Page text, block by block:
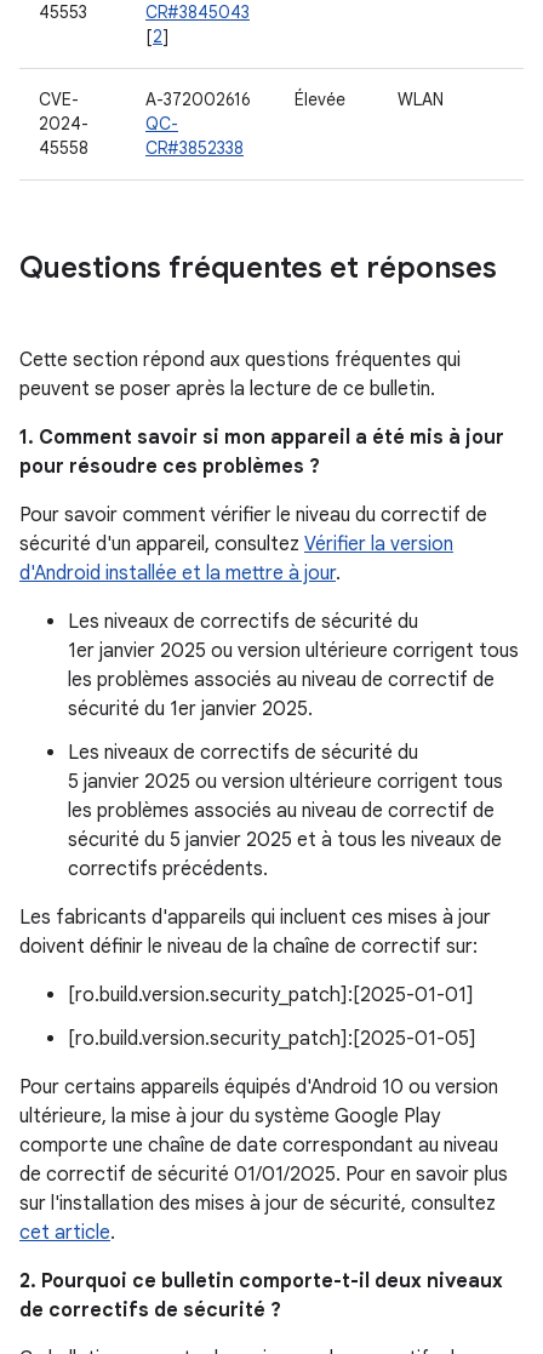
45553
CR#3845043
[2]
CVE-
2024-
45558
A-372002616
QC-
CR#3852338
Élevée WLAN
Questions fréquentes et réponses
Cette section répond aux questions fréquentes qui
peuvent se poser après la lecture de ce bulletin.
1. Comment savoir si mon appareil a été mis à jour
pour résoudre ces problèmes ?
Pour savoir comment vérifier le niveau du correctif de
sécurité d'un appareil, consultez Vérifier la version
d'Android installée et la mettre à jour.
Les niveaux de correctifs de sécurité du
1er janvier 2025 ou version ultérieure corrigent tous
les problèmes associés au niveau de correctif de
sécurité du 1er janvier 2025.
Les niveaux de correctifs de sécurité du
5 janvier 2025 ou version ultérieure corrigent tous
les problèmes associés au niveau de correctif de
sécurité du 5 janvier 2025 et à tous les niveaux de
correctifs précédents.
Les fabricants d'appareils qui incluent ces mises à jour
doivent définir le niveau de la chaîne de correctif sur:
[ro.build.version.security_patch]:[2025-01-01]
[ro.build.version.security_patch]:[2025-01-05]
Pour certains appareils équipés d'Android 10 ou version
ultérieure, la mise à jour du système Google Play
comporte une chaîne de date correspondant au niveau
de correctif de sécurité 01/01/2025. Pour en savoir plus
sur l'installation des mises à jour de sécurité, consultez
cet article.
2. Pourquoi ce bulletin comporte-t-il deux niveaux
de correctifs de sécurité ?